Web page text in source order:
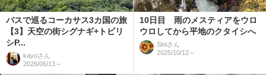
バスで巡るコーカサス3カ国の旅
【3】天空の街シグナギ+トビリ
シP...
kayoさん
2026/06/13～
10日目 雨のメスティアをウロ
ウロしてから平地のクタイシへ
Siniさん
2025/10/12～